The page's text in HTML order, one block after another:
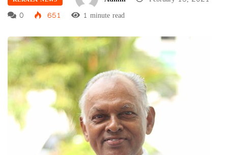
0
651 1 minute read